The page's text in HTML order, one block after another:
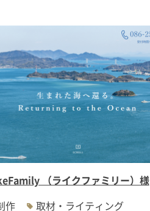
（ライクファミリー）様
作
取材・ライティング